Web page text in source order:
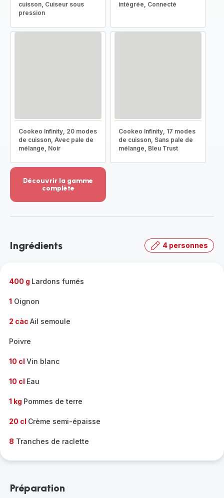
cuisson, Cuiseur sous
pression
intégrée, Connecté
Cookeo Infinity, 20 modes
de cuisson, Avec pale de
mélange, Noir
Cookeo Infinity, 17 modes
de cuisson, Sans pale de
mélange, Bleu Trust
Découvrir la gamme
complète
-
gamme
Ingrédients 4 personnes
400 g Lardons fumés
1 Oignon
2 càc Ail semoule
Poivre
10 cl Vin blanc
10 cl Eau
1 kg Pommes de terre
20 cl Crème semi-épaisse
8 Tranches de raclette
Préparation